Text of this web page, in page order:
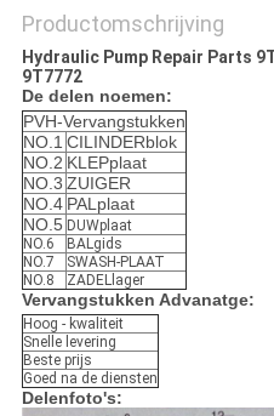
Productomschrijving
Hydraulic Pump Repair Parts
9T7772
De delen noemen:
PVH-Vervangstukken
NO.1 CILINDERblok
NO.2 KLEPplaat
NO.3 ZUIGER
NO.4 PALplaat
NO.5 DUWplaat
NO.6
BALgids
NO.7
SWASH-PLAAT
NO.8
ZADELlager
Vervangstukken Advanatge:
Hoog - kwaliteit
Snelle levering
Beste prijs
Goed na de diensten
Delenfoto's: